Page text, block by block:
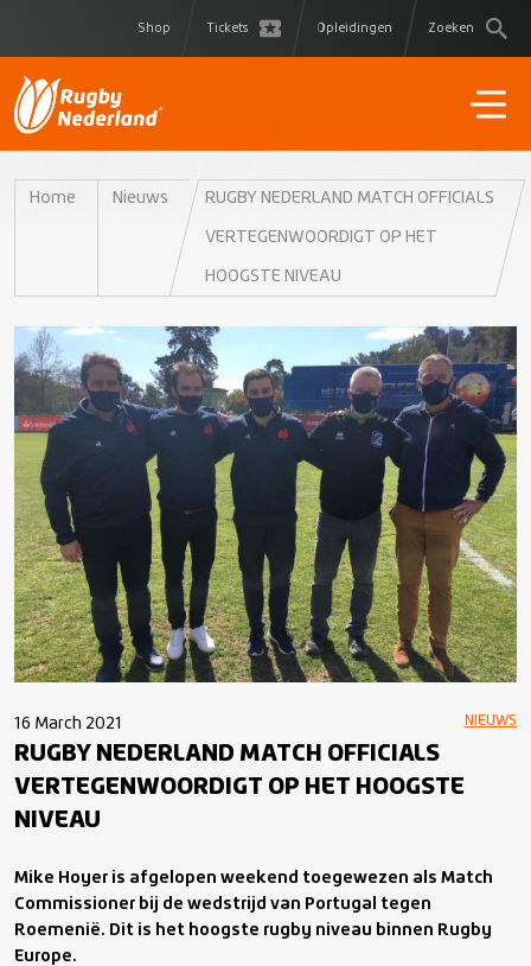
Shop Tickets Opleidingen Zoeken
Home Nieuws RUGBY NEDERLAND MATCH OFFICIALS
VERTEGENWOORDIGT OP HET
HOOGSTE NIVEAU
16 March 2021 NIEUWS
RUGBY NEDERLAND MATCH OFFICIALS
VERTEGENWOORDIGT OP HET HOOGSTE
NIVEAU
Mike Hoyer is afgelopen weekend toegewezen als Match
Commissioner bij de wedstrijd van Portugal tegen
Roemenië. Dit is het hoogste rugby niveau binnen Rugby
Europe.